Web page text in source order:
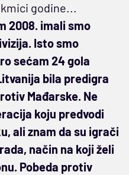
godine...
2008. imali smo
Isto smo
sećam 24 gola
bila predigra
Mađarske. Ne
koju predvodi
ali znam da su igrači
način na koji želi
Pobeda protiv